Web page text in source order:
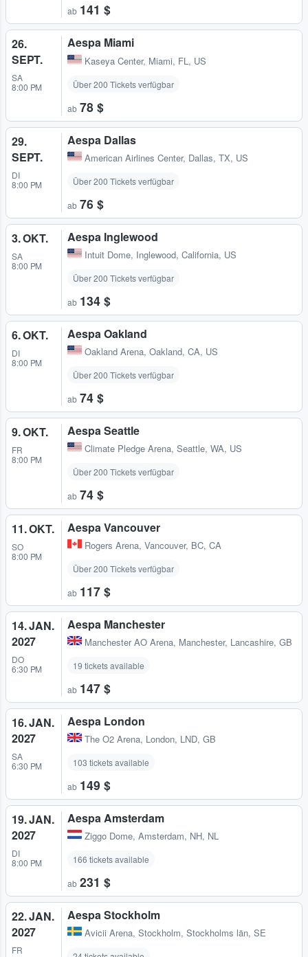
ab 141 $
26.
SEPT.
SA
8:00 PM
Aespa Miami
Kaseya Center, Miami, FL, US
Über 200 Tickets verfügbar
ab 78 $
29.
SEPT.
DI
8:00 PM
Aespa Dallas
American Airlines Center, Dallas, TX, US
Über 200 Tickets verfügbar
ab 76 $
3. OKT.
SA
8:00 PM
Aespa Inglewood
Intuit Dome, Inglewood, California, US
Über 200 Tickets verfügbar
ab 134 $
6. OKT.
DI
8:00 PM
Aespa Oakland
Oakland Arena, Oakland, CA, US
Über 200 Tickets verfügbar
ab 74 $
9. OKT.
FR
8:00 PM
Aespa Seattle
Climate Pledge Arena, Seattle, WA, US
Über 200 Tickets verfügbar
ab 74 $
11. OKT.
SO
8:00 PM
Aespa Vancouver
Rogers Arena, Vancouver, BC, CA
Über 200 Tickets verfügbar
ab 117 $
14. JAN.
2027
DO
6:30 PM
Aespa Manchester
Manchester AO Arena, Manchester, Lancashire, GB
19 tickets available
ab 147 $
16. JAN.
2027
SA
6:30 PM
Aespa London
The O2 Arena, London, LND, GB
103 tickets available
ab 149 $
19. JAN.
2027
DI
8:00 PM
Aespa Amsterdam
Ziggo Dome, Amsterdam, NH, NL
166 tickets available
ab 231 $
22. JAN.
2027
FR
Aespa Stockholm
Avicii Arena, Stockholm, Stockholms län, SE